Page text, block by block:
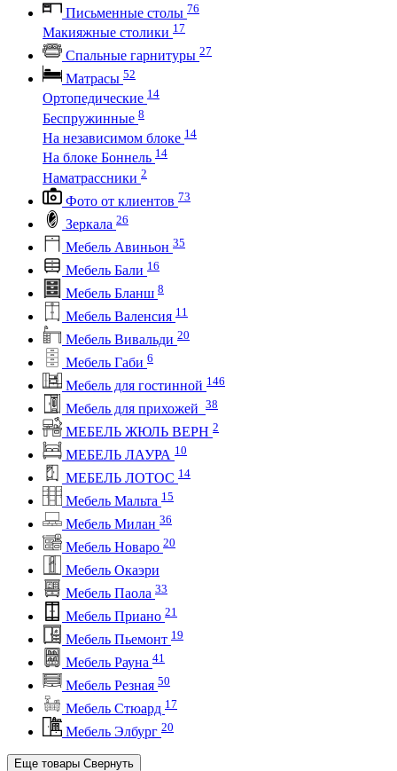
Письменные столы 76
Макияжные столики 17
Спальные гарнитуры 27
Матрасы 52
Ортопедические 14
Беспружинные 8
На независимом блоке 14
На блоке Боннель 14
Наматрассники 2
Фото от клиентов 73
Зеркала 26
Мебель Авиньон 35
Мебель Бали 16
Мебель Бланш 8
Мебель Валенсия 11
Мебель Вивальди 20
Мебель Габи 6
Мебель для гостинной 146
Мебель для прихожей 38
МЕБЕЛЬ ЖЮЛЬ ВЕРН 2
МЕБЕЛЬ ЛАУРА 10
МЕБЕЛЬ ЛОТОС 14
Мебель Мальта 15
Мебель Милан 36
Мебель Новаро 20
Мебель Окаэри
Мебель Паола 33
Мебель Приано 21
Мебель Пьемонт 19
Мебель Рауна 41
Мебель Резная 50
Мебель Стюард 17
Мебель Элбург 20
Еще товары Свернуть